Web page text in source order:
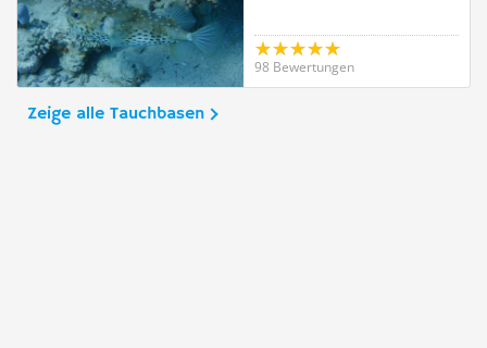
98 Bewertungen
Zeige alle Tauchbasen